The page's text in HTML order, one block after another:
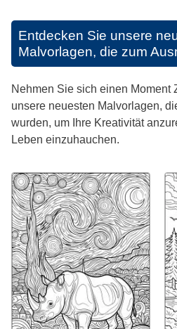
Entdecken Sie unsere
Malvorlagen, die zum
Nehmen Sie sich einen Moment
unsere neuesten Malvorlagen,
wurden, um Ihre Kreativität
Leben einzuhauchen.